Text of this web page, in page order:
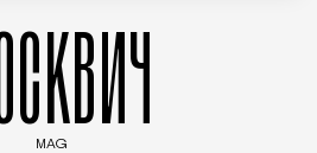
MAG